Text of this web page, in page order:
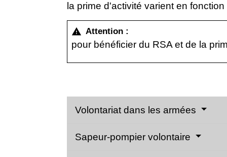
la prime d'activité varient en
warning Attention :
pour bénéficier du RSA et de la
Volontariat dans les armées
Sapeur-pompier volontaire